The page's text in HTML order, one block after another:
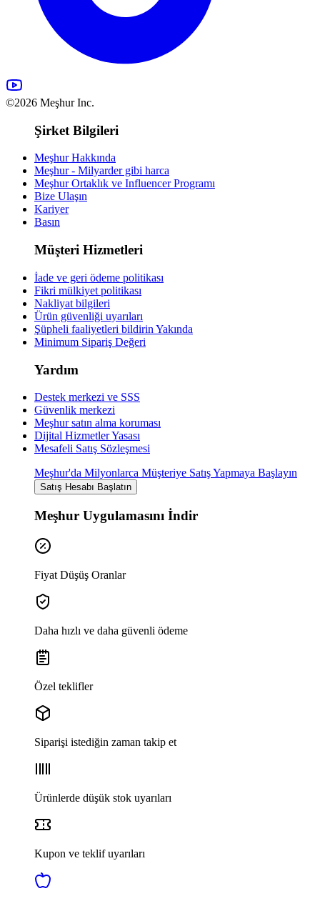
©2026 Meşhur Inc.
Şirket Bilgileri
Meşhur Hakkında
Meşhur - Milyarder gibi harca
Meşhur Ortaklık ve Influencer Programı
Bize Ulaşın
Kariyer
Basın
Müşteri Hizmetleri
İade ve geri ödeme politikası
Fikri mülkiyet politikası
Nakliyat bilgileri
Ürün güvenliği uyarıları
Şüpheli faaliyetleri bildirin Yakında
Minimum Sipariş Değeri
Yardım
Destek merkezi ve SSS
Güvenlik merkezi
Meşhur satın alma koruması
Dijital Hizmetler Yasası
Mesafeli Satış Sözleşmesi
Meşhur'da Milyonlarca Müşteriye Satış Yapmaya Başlayın
Satış Hesabı Başlatın
Meşhur Uygulamasını İndir
Fiyat Düşüş Oranlar
Daha hızlı ve daha güvenli ödeme
Özel teklifler
Siparişi istediğin zaman takip et
Ürünlerde düşük stok uyarıları
Kupon ve teklif uyarıları